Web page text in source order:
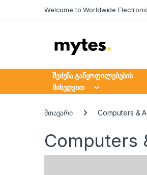
Welcome to Worldwide
შეძენა განყოფილებების
მიხედვით
მთავარი Computers &
Computers